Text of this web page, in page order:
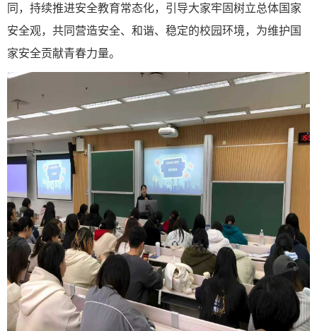
同，持续推进安全教育常态化，引导大家牢固树立总体国家
安全观，共同营造安全、和谐、稳定的校园环境，为维护国
家安全贡献青春力量。